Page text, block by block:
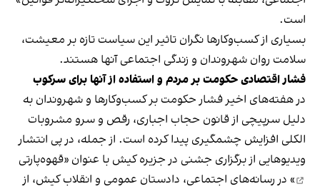
است.
بسیاری از کسب‌وکارها نگران تاثیر این سیاست‌ تازه بر معیشت،
سلامت روان شهروندان و زندگی اجتماعی آنها هستند.
فشار اقتصادی حکومت بر مردم و استفاده از آنها برای سرکوب
در هفته‌های اخیر فشار حکومت بر کسب‌وکارها و شهروندان به
دلیل سرپیچی از قانون حجاب اجباری، رقص و سرو مشروبات
الکلی افزایش چشمگیری پیدا کرده است. از جمله، در پی انتشار
ویدیوهایی از برگزاری جشنی در جزیره کیش با عنوان «قهوه‌پارتی
» در رسانه‌های اجتماعی، دادستان عمومی و انقلاب کیش، از